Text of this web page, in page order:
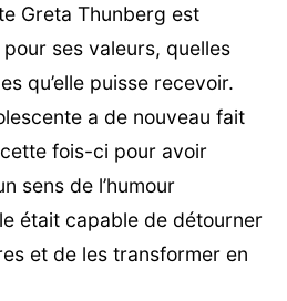
Greta Thunberg est
ses valeurs, quelles
qu’elle puisse recevoir.
a de nouveau fait
fois-ci pour avoir
sens de l’humour
était capable de détourner
et de les transformer en